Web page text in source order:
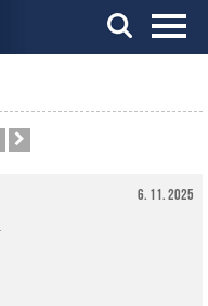
6. 11. 2025